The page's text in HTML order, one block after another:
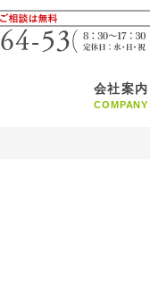
会社案内
COMPANY